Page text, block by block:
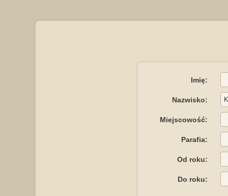
Imię:
Nazwisko:
Miejscowość:
Parafia:
Od roku:
Do roku: